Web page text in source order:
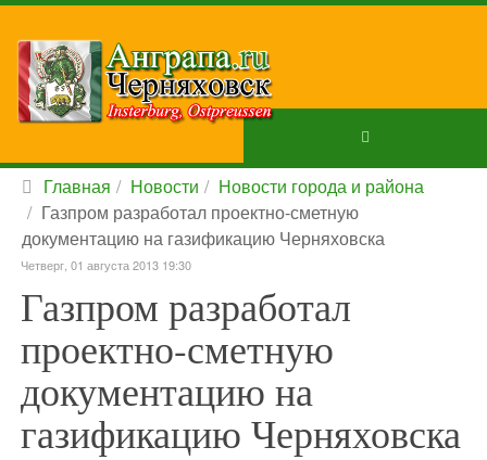
Главная Новости
Новости города и района
Газпром разработал проектно-сметную
документацию на газификацию Черняховска
Четверг, 01 августа 2013 19:30
Газпром разработал
проектно-сметную
документацию на
газификацию Черняховска